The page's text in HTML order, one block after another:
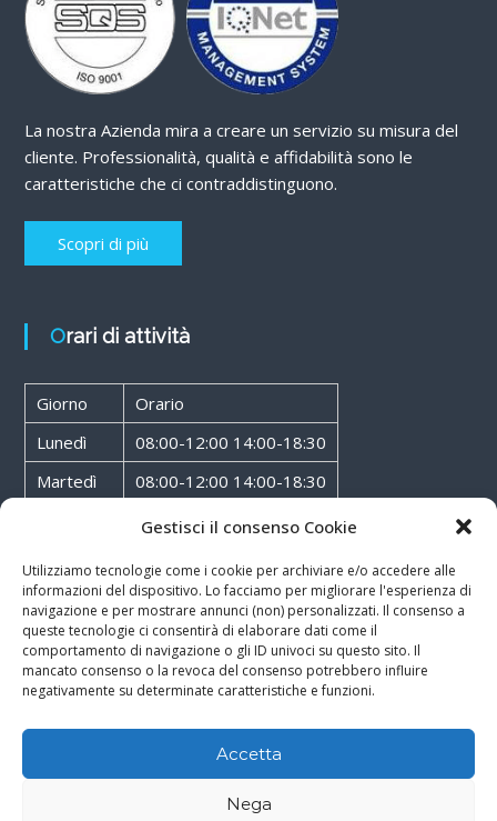
Gestisci il consenso Cookie
Utilizziamo tecnologie come i cookie per archiviare e/o accedere alle
informazioni del dispositivo. Lo facciamo per migliorare l'esperienza di
navigazione e per mostrare annunci (non) personalizzati. Il consenso a
queste tecnologie ci consentirà di elaborare dati come il
comportamento di navigazione o gli ID univoci su questo sito. Il
mancato consenso o la revoca del consenso potrebbero influire
negativamente su determinate caratteristiche e funzioni.
Accetta
Nega
La nostra Azienda mira a creare un servizio su misura del
cliente. Professionalità, qualità e affidabilità sono le
caratteristiche che ci contraddistinguono.
Scopri di più
Orari di attività
Giorno
Orario
Lunedì
08:00-12:00 14:00-18:30
Martedì
08:00-12:00 14:00-18:30
08:00-12:00 14:00-18:30
Giovedì
08:00-12:00 14:00-18:30
Venerdì
08:00-12:00 14:00-18:30
Sabato
08:00-12:00
Rossoxweb